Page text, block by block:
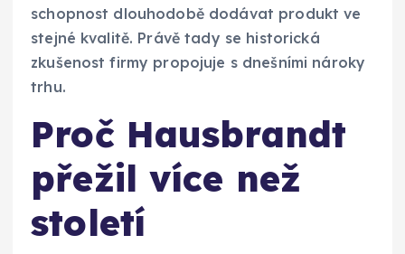
schopnost dlouhodobě dodávat produkt ve
stejné kvalitě. Právě tady se historická
zkušenost firmy propojuje s dnešními nároky
trhu.
Proč Hausbrandt
přežil více než
století